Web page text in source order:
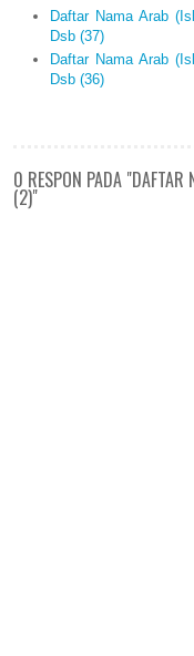
Daftar Nama Arab
Dsb (37)
Daftar Nama Arab
Dsb (36)
0 RESPON PADA
(2)"